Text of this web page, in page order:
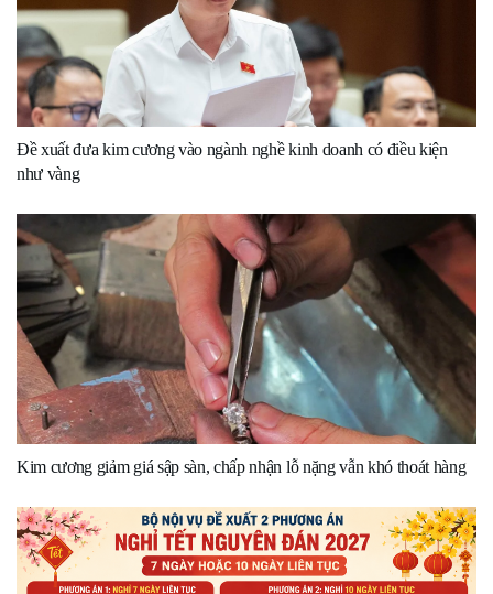
Đề xuất đưa kim cương vào ngành nghề kinh doanh có điều kiện
như vàng
Kim cương giảm giá sập sàn, chấp nhận lỗ nặng vẫn khó thoát hàng